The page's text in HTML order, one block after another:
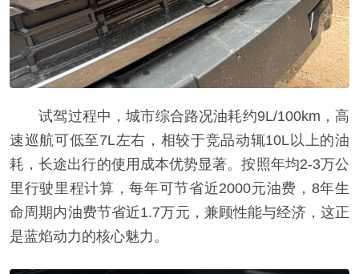
试驾过程中，城市综合路况油耗约9L/100km，高
速巡航可低至7L左右，相较于竞品动辄10L以上的油
耗，长途出行的使用成本优势显著。按照年均2-3万公
里行驶里程计算，每年可节省近2000元油费，8年生
命周期内油费节省近1.7万元，兼顾性能与经济，这正
是蓝焰动力的核心魅力。